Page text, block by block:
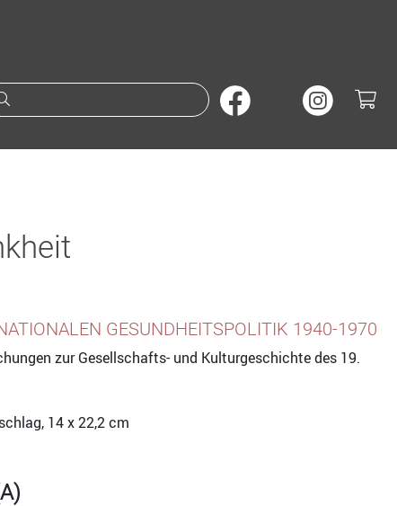
Suche nach Büchern oder
GESUNDHEITSPOLITIK 1940-1970
zur Gesellschafts- und Kulturgeschichte des 19.
14 x 22,2 cm